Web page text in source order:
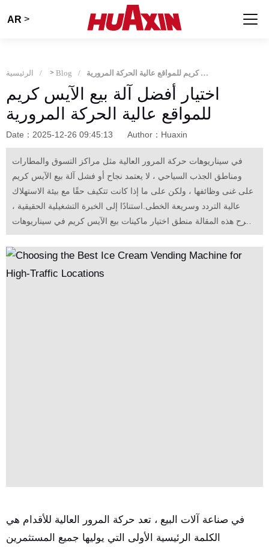
AR >
الرئيسية > Blog اختيار أفضل آلة بيع الآيس كريم للمواقع عالية الحركة المرورية
اختيار أفضل آلة بيع الآيس كريم
للمواقع عالية الحركة المرورية
Date：2025-12-26 09:45:13 Author：Huaxin
في سيناريوهات حركة المرور العالية مثل مراكز التسوق والمطارات
ومناطق الجذب السياحي ، لا يعتمد نجاح أو فشل آلة بيع الآيس كريم
على غنى وظائفها ، ولكن على ما إذا كانت تتكيف حقًا مع بيئة الاستهلاك
عالية التردد وسريعة الخطى.استنادًا إلى الخبرة التشغيلية الحقيقية ،
تشرح هذه المقالة منطق اختيار ماكينات بيع الآيس كريم في سيناريوهات
حركة المرور العالية من وجهات نظر هيكل تدفق الركاب ، وسرعة توزيع
الكوب ، واستقرار المعدات ، وسلوك الدفع ، والحالات الحقيقية ، مما
في صناعة آلات البيع ، تعد حركة المرور العالية للأقدام هي
الكلمة الرئيسية الأولى التي يوليها جميع المستثمرين